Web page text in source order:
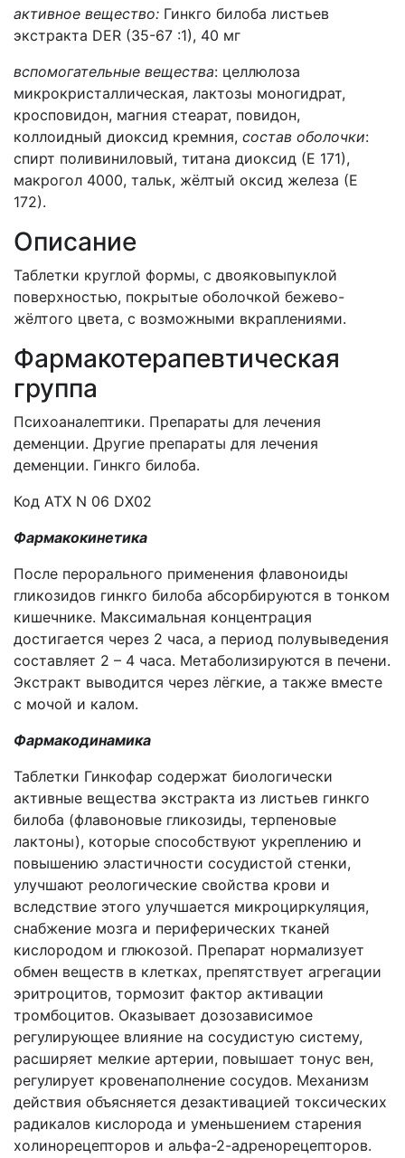
активное вещество: Гинкго билоба листьев
экстракта DER (35-67 :1), 40 мг
вспомогательные вещества: целлюлоза
микрокристаллическая, лактозы моногидрат,
кросповидон, магния стеарат, повидон,
коллоидный диоксид кремния, состав оболочки:
спирт поливиниловый, титана диоксид (Е 171),
макрогол 4000, тальк, жёлтый оксид железа (Е
172).
Описание
Таблетки круглой формы, с двояковыпуклой
поверхностью, покрытые оболочкой бежево-
жёлтого цвета, с возможными вкраплениями.
Фармакотерапевтическая
группа
Психоаналептики. Препараты для лечения
деменции. Другие препараты для лечения
деменции. Гинкго билоба.
Код АТХ N 06 DX02
Фармакокинетика
После перорального применения флавоноиды
гликозидов гинкго билоба абсорбируются в тонком
кишечнике. Максимальная концентрация
достигается через 2 часа, а период полувыведения
составляет 2 – 4 часа. Метаболизируются в печени.
Экстракт выводится через лёгкие, а также вместе
с мочой и калом.
Фармакодинамика
Таблетки Гинкофар содержат биологически
активные вещества экстракта из листьев гинкго
билоба (флавоновые гликозиды, терпеновые
лактоны), которые способствуют укреплению и
повышению эластичности сосудистой стенки,
улучшают реологические свойства крови и
вследствие этого улучшается микроциркуляция,
снабжение мозга и периферических тканей
кислородом и глюкозой. Препарат нормализует
обмен веществ в клетках, препятствует агрегации
эритроцитов, тормозит фактор активации
тромбоцитов. Оказывает дозозависимое
регулирующее влияние на сосудистую систему,
расширяет мелкие артерии, повышает тонус вен,
регулирует кровенаполнение сосудов. Механизм
действия объясняется дезактивацией токсических
радикалов кислорода и уменьшением старения
холинорецепторов и альфа-2-адренорецепторов.